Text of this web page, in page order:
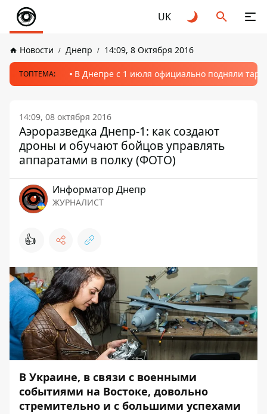
UK
Новости Днепр 14:09, 8 Октября 2016
ТОПТЕМА: В Днепре с 1 июля официально подняли
14:09, 08 октября 2016
Аэроразведка Днепр-1: как создают
дроны и обучают бойцов управлять
аппаратами в полку (ФОТО)
Информатор Днепр
ЖУРНАЛИСТ
👍
В Украине, в связи с военными
событиями на Востоке, довольно
стремительно и с большими успехами